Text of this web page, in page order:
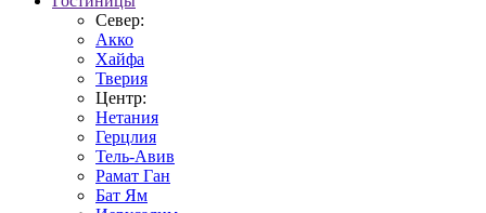
Север:
Акко
Хайфа
Тверия
Центр:
Нетания
Герцлия
Тель-Авив
Рамат Ган
Бат Ям